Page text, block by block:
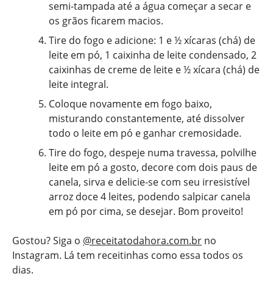
semi-tampada até a água começar a secar e
os grãos ficarem macios.
Tire do fogo e adicione: 1 e ½ xícaras (chá) de
leite em pó, 1 caixinha de leite condensado, 2
caixinhas de creme de leite e ½ xícara (chá) de
leite integral.
Coloque novamente em fogo baixo,
misturando constantemente, até dissolver
todo o leite em pó e ganhar cremosidade.
Tire do fogo, despeje numa travessa, polvilhe
leite em pó a gosto, decore com dois paus de
canela, sirva e delicie-se com seu irresistível
arroz doce 4 leites, podendo salpicar canela
em pó por cima, se desejar. Bom proveito!
Gostou? Siga o @receitatodahora.com.br no
Instagram. Lá tem receitinhas como essa todos os
dias.